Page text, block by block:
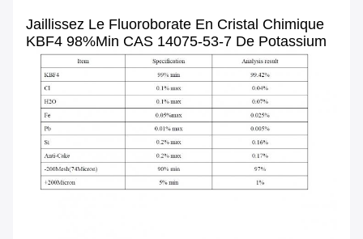
Jaillissez Le Fluoroborate En Cristal Chimique
KBF4 98%min CAS 14075-53-7 De Potassium